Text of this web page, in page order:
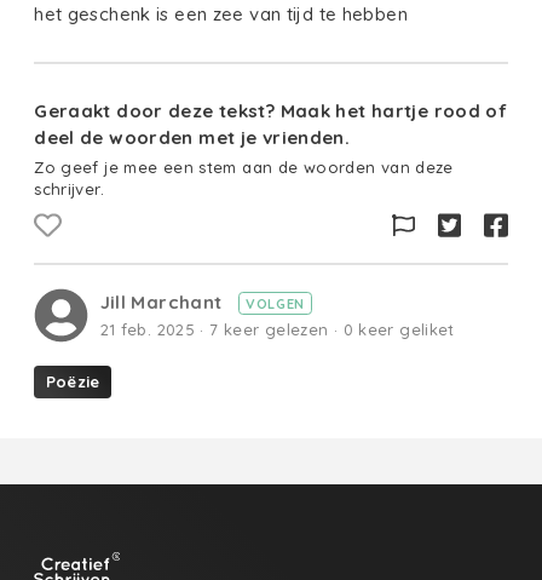
het geschenk is een zee van tijd te hebben
Geraakt door deze tekst? Maak het hartje rood of
deel de woorden met je vrienden.
Zo geef je mee een stem aan de woorden van deze
schrijver.
Jill Marchant VOLGEN
21 feb. 2025 · 7 keer gelezen · 0 keer geliket
Poëzie